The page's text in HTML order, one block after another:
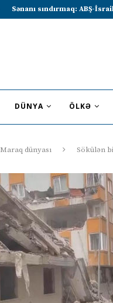
Lavrov Suriya prezidentini
DÜNYA ÖLKƏ
Maraq dünyası Sökülən